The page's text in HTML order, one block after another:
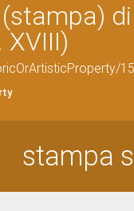
XVIII)
stampa